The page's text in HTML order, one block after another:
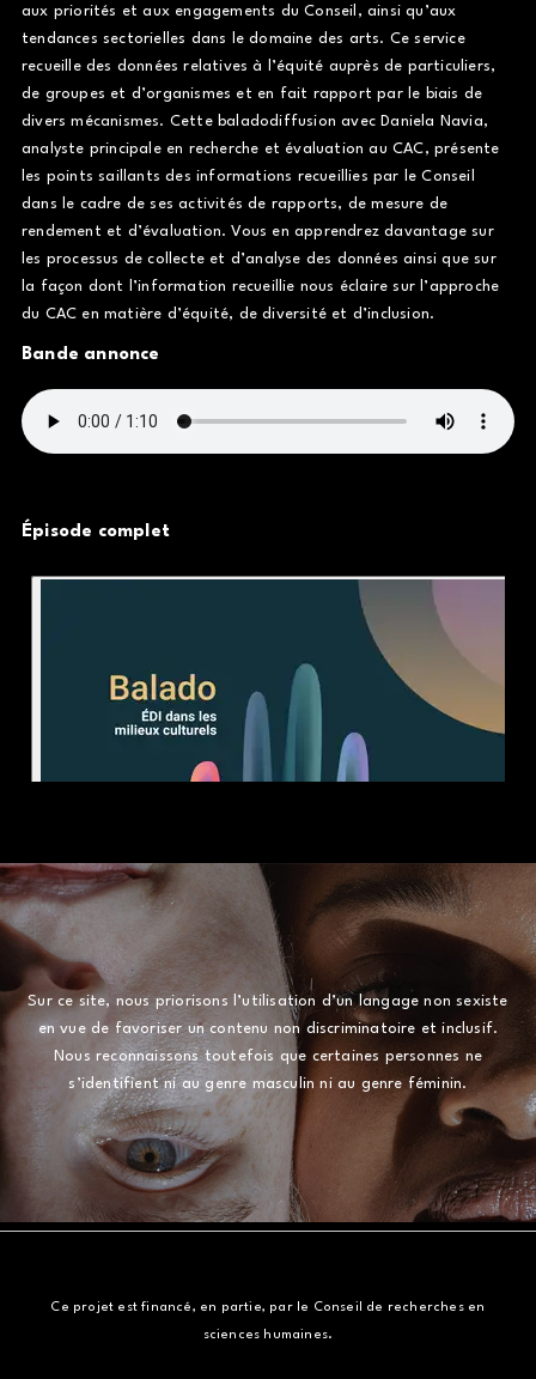
aux priorités et aux engagements du Conseil, ainsi qu’aux
tendances sectorielles dans le domaine des arts. Ce service
recueille des données relatives à l’équité auprès de particuliers,
de groupes et d’organismes et en fait rapport par le biais de
divers mécanismes. Cette baladodiffusion avec Daniela Navia,
analyste principale en recherche et évaluation au CAC, présente
les points saillants des informations recueillies par le Conseil
dans le cadre de ses activités de rapports, de mesure de
rendement et d’évaluation. Vous en apprendrez davantage sur
les processus de collecte et d’analyse des données ainsi que sur
la façon dont l’information recueillie nous éclaire sur l’approche
du CAC en matière d’équité, de diversité et d’inclusion.
Bande annonce
Épisode complet
Sur ce site, nous priorisons l’utilisation d’un langage non sexiste
en vue de favoriser un contenu non discriminatoire et inclusif.
Nous reconnaissons toutefois que certaines personnes ne
s’identifient ni au genre masculin ni au genre féminin.
Ce projet est financé, en partie, par le Conseil de recherches en
sciences humaines.